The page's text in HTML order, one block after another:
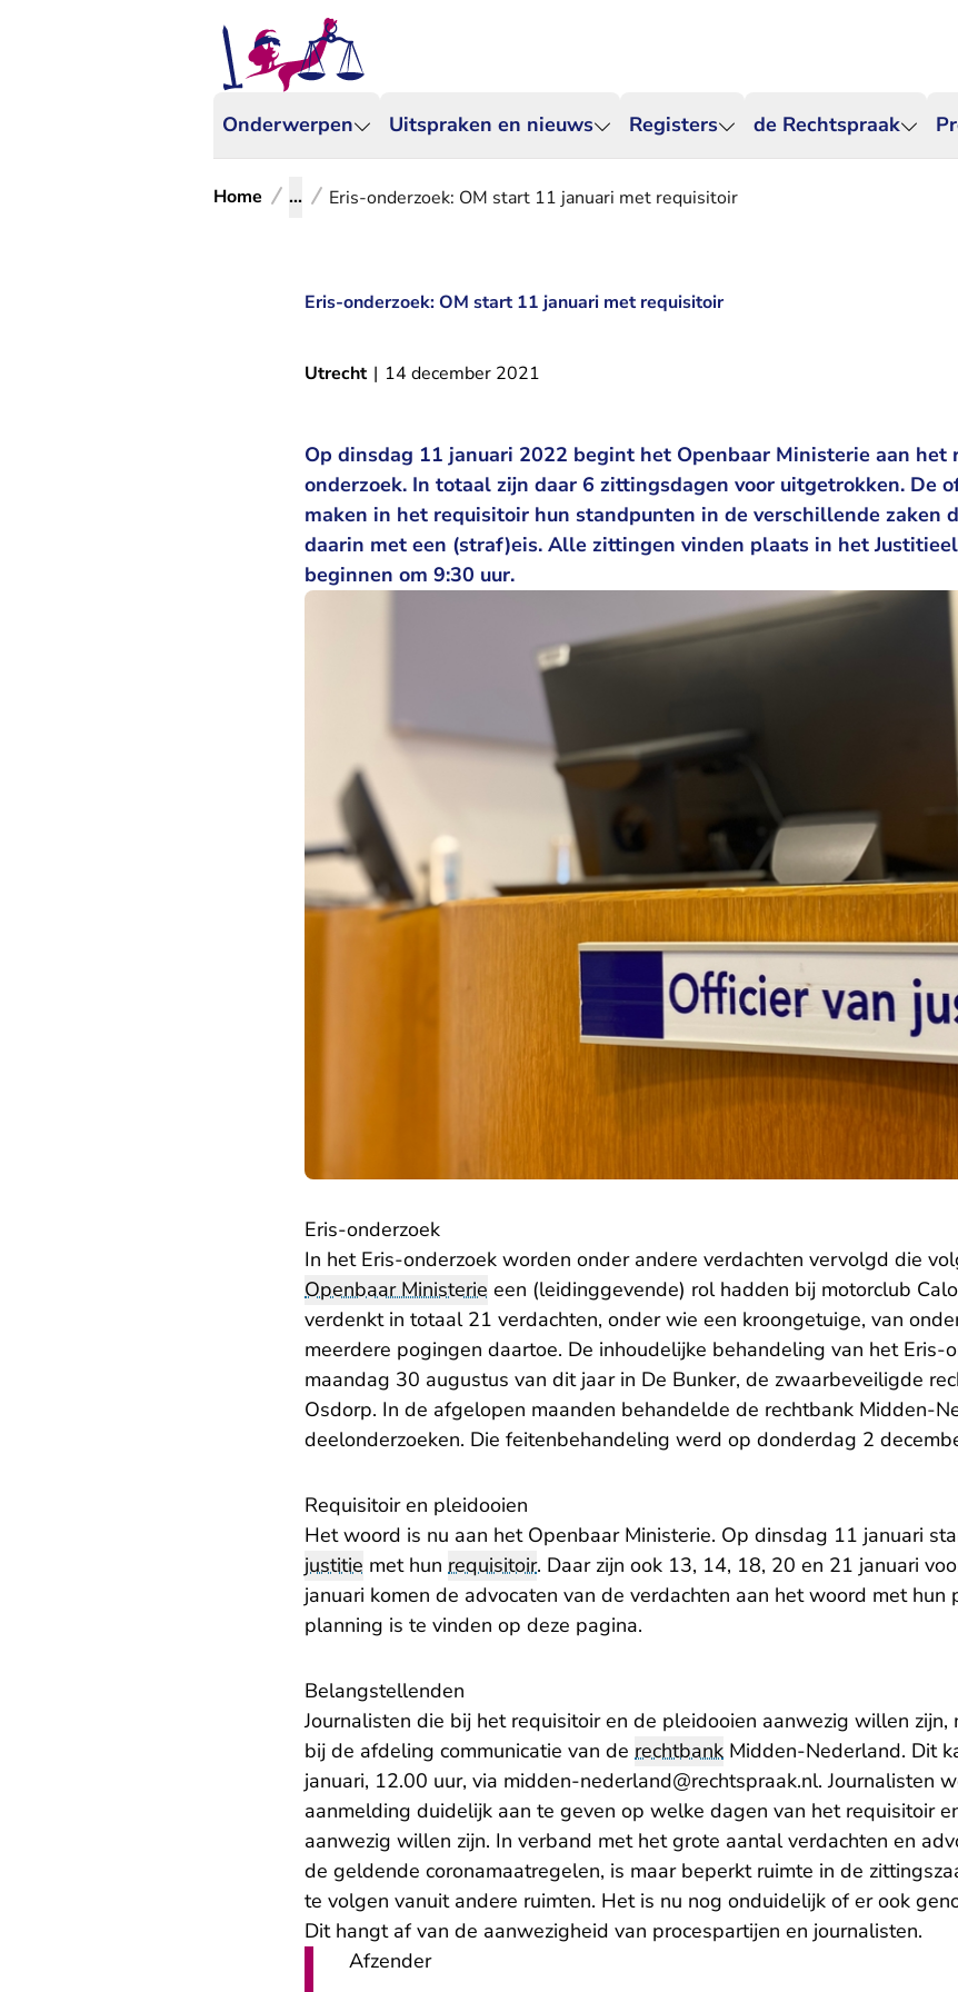
Onderwerpen Uitspraken en nieuws Registers de Rechtspraak
Home ... Eris-onderzoek: OM start 11 januari met requisitoir
Eris-onderzoek: OM start 11 januari met requisitoir
Utrecht | 14 december 2021
Op dinsdag 11 januari 2022 begint het Openbaar Ministerie aan
onderzoek. In totaal zijn daar 6 zittingsdagen voor uitgetrokken. De
maken in het requisitoir hun standpunten in de verschillende zaken
daarin met een (straf)eis. Alle zittingen vinden plaats in het
beginnen om 9:30 uur.
Eris-onderzoek
In het Eris-onderzoek worden onder andere verdachten vervolgd die
Openbaar Ministerie een (leidinggevende) rol hadden bij motorclub
verdenkt in totaal 21 verdachten, onder wie een kroongetuige, van
meerdere pogingen daartoe. De inhoudelijke behandeling van het Eris-
maandag 30 augustus van dit jaar in De Bunker, de zwaarbeveiligde
Osdorp. In de afgelopen maanden behandelde de rechtbank Midden-
deelonderzoeken. Die feitenbehandeling werd op donderdag 2
Requisitoir en pleidooien
Het woord is nu aan het Openbaar Ministerie. Op dinsdag 11 januari
justitie met hun requisitoir. Daar zijn ook 13, 14, 18, 20 en 21 januari
januari komen de advocaten van de verdachten aan het woord met hun
planning is te vinden op deze pagina.
Belangstellenden
Journalisten die bij het requisitoir en de pleidooien aanwezig willen zijn,
bij de afdeling communicatie van de rechtbank Midden-Nederland. Dit
januari, 12.00 uur, via midden-nederland@rechtspraak.nl- U verlaat
. Journalisten
aanmelding duidelijk aan te geven op welke dagen van het requisitoir
aanwezig willen zijn. In verband met het grote aantal verdachten en
de geldende coronamaatregelen, is maar beperkt ruimte in de
te volgen vanuit andere ruimten. Het is nu nog onduidelijk of er ook
Dit hangt af van de aanwezigheid van procespartijen en journalisten.
Afzender